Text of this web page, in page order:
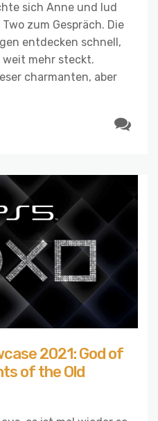
sich Anne und lud
zum Gespräch. Die
entdecken schnell,
weit mehr steckt.
charmanten, aber
2021: God of
of the Old